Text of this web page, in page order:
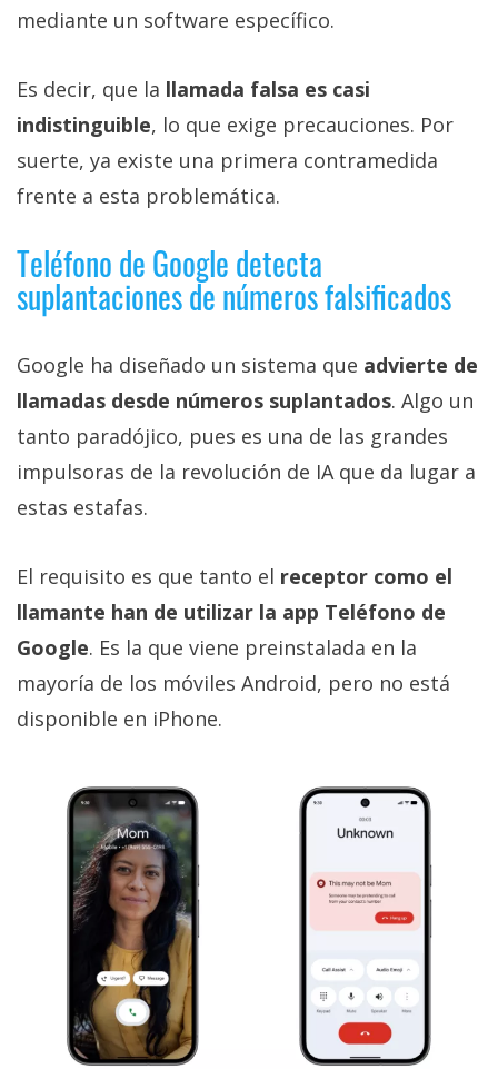
mediante un software específico.
Es decir, que la llamada falsa es casi
indistinguible, lo que exige precauciones. Por
suerte, ya existe una primera contramedida
frente a esta problemática.
Teléfono de Google detecta
suplantaciones de números falsificados
Google ha diseñado un sistema que advierte de
llamadas desde números suplantados. Algo un
tanto paradójico, pues es una de las grandes
impulsoras de la revolución de IA que da lugar a
estas estafas.
El requisito es que tanto el receptor como el
llamante han de utilizar la app Teléfono de
Google. Es la que viene preinstalada en la
mayoría de los móviles Android, pero no está
disponible en iPhone.